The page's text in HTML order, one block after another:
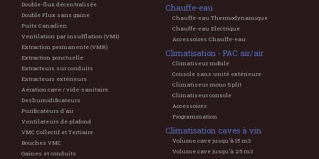
Double-flux décentralisée
Double Flux sans gaine
Puits Canadien
Ventilation par insufflation (VMI)
Extraction permanente (VMR)
Extraction ponctuelle
Extracteurs sur conduits
Extracteurs extérieurs
Aération cave / vide-sanitaire
Deshumidificateurs
Purificateurs d'air
Ventilateurs de plafond
VMC Collectif et Tertiaire
Bouches VMC
Gaines et conduits
Chauffe-eau
Chauffe-eau Thermodynamique
Chauffe-eau Electrique
Accessoires Chauffe-eau
Climatisation - PAC air/air
Climatiseur mobile
Console sans unité extérieure
Climatiseur mono Split
Climatiseur console
Accessoires
Programmation
Climatisation caves à vin
Volume cave jusqu'à 15 m3
Volume cave jusqu'à 25 m3